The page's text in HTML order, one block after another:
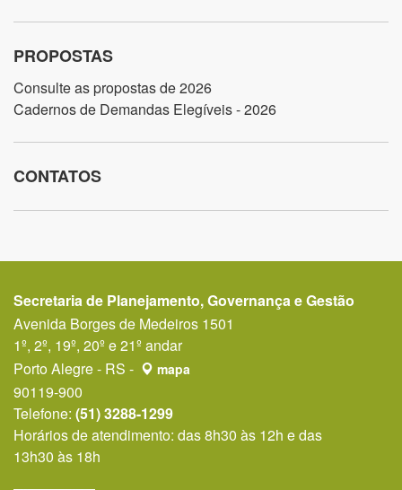
PROPOSTAS
Consulte as propostas de 2026
Cadernos de Demandas Elegíveis - 2026
CONTATOS
Secretaria de Planejamento, Governança e Gestão
Avenida Borges de Medeiros 1501
1º, 2º, 19º, 20º e 21º andar
Porto Alegre - RS -
mapa
90119-900
Telefone: (51) 3288-1299
Horários de atendimento: das 8h30 às 12h e das
13h30 às 18h